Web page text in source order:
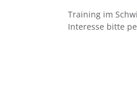
Training im
Interesse bitte